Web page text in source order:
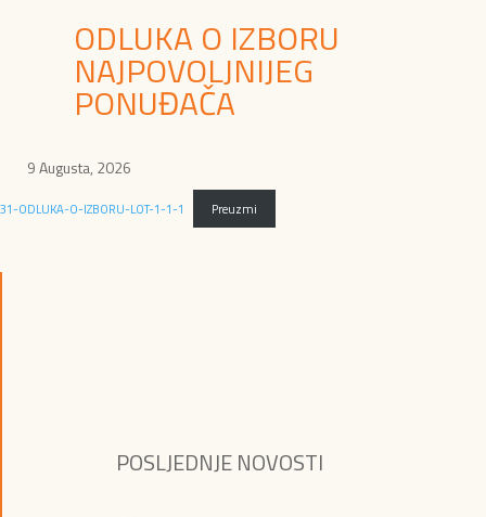
ODLUKA O IZBORU
NAJPOVOLJNIJEG
PONUĐAČA
9 Augusta, 2026
31-ODLUKA-O-IZBORU-LOT-1-1-1 Preuzmi
POSLJEDNJE NOVOSTI